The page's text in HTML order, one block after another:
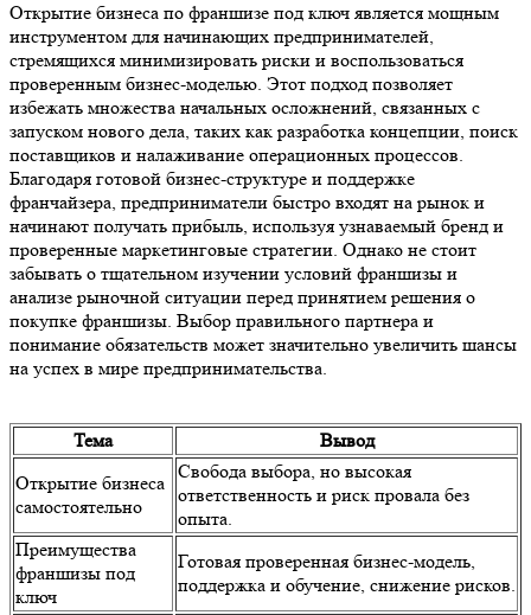
Открытие бизнеса по франшизе под ключ является мощным
инструментом для начинающих предпринимателей,
стремящихся минимизировать риски и воспользоваться
проверенным бизнес-моделью. Этот подход позволяет
избежать множества начальных осложнений, связанных с
запуском нового дела, таких как разработка концепции, поиск
поставщиков и налаживание операционных процессов.
Благодаря готовой бизнес-структуре и поддержке
франчайзера, предприниматели быстро входят на рынок и
начинают получать прибыль, используя узнаваемый бренд и
проверенные маркетинговые стратегии. Однако не стоит
забывать о тщательном изучении условий франшизы и
анализе рыночной ситуации перед принятием решения о
покупке франшизы. Выбор правильного партнера и
понимание обязательств может значительно увеличить шансы
на успех в мире предпринимательства.
Тема
Вывод
Открытие бизнеса
самостоятельно
Свобода выбора, но высокая
ответственность и риск провала без
опыта.
Преимущества
франшизы под
ключ
Готовая проверенная бизнес-модель,
поддержка и обучение, снижение рисков.